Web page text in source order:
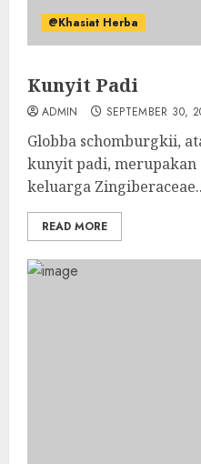
@Khasiat Herba
Kunyit Padi
ADMIN SEPTEMBER 30,
Globba schomburgkii,
kunyit padi, merupakan
keluarga
READ MORE